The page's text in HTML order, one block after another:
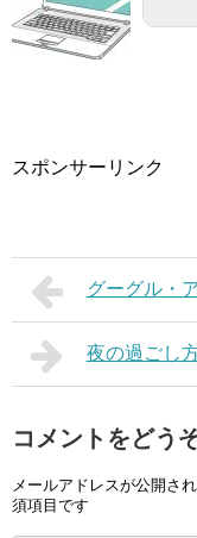
スポンサーリンク
グーグル・
夜の過ごし
コメントをどう
メールアドレスが公開さ
須項目です